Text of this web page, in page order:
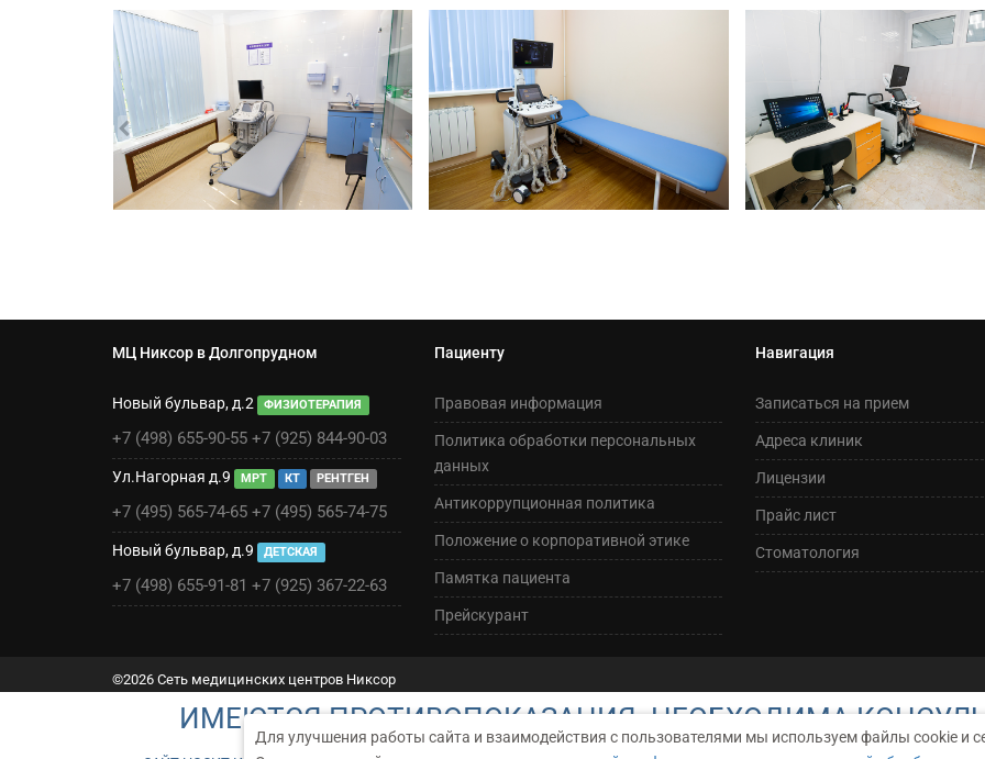
Для улучшения работы сайта и взаимодействия с пользователями мы используем файлы cookie и
МЦ Никсор в Долгопрудном
Новый бульвар, д.2 ФИЗИОТЕРАПИЯ
+7 (498) 655-90-55 +7 (925) 844-90-03
Ул.Нагорная д.9 МРТ КТ РЕНТГЕН
+7 (495) 565-74-65 +7 (495) 565-74-75
Новый бульвар, д.9 ДЕТСКАЯ
+7 (498) 655-91-81 +7 (925) 367-22-63
Пациенту
Правовая информация
Политика обработки персональных
данных
Антикоррупционная политика
Положение о корпоративной этике
Памятка пациента
Прейскурант
Навигация
Записаться на прием
Адреса клиник
Лицензии
Прайс лист
Стоматология
©2026 Сеть медицинских центров Никсор
ИМЕЮТСЯ ПРОТИВОПОКАЗАНИЯ. НЕОБХОДИМА